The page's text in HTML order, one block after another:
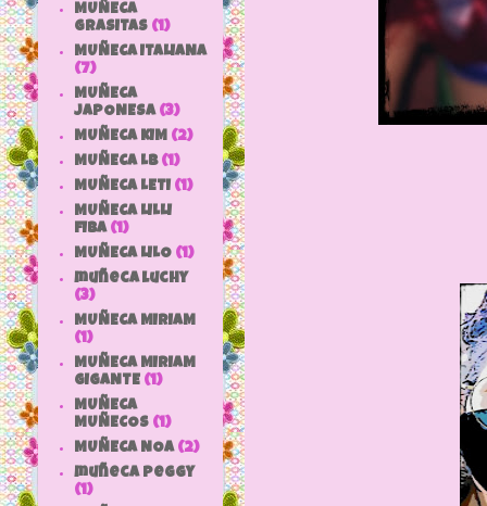
MUÑECA
GRASITAS (1)
MUÑECA ITALIANA
(7)
MUÑECA
JAPONESA (3)
MUÑECA KIM (2)
MUÑECA LB (1)
MUÑECA LETI (1)
MUÑECA LILLI
FIBA (1)
MUÑECA LILO (1)
muñeca luchy
(3)
MUÑECA MIRIAM
(1)
MUÑECA MIRIAM
GIGANTE (1)
MUÑECA
MUÑECOS (1)
MUÑECA NOA (2)
muñeca peggy
(1)